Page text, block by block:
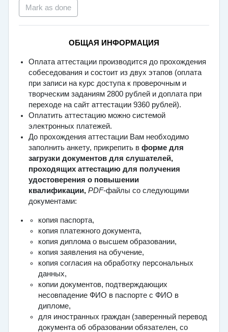
Mark as done
ОБЩАЯ ИНФОРМАЦИЯ
Оплата аттестации производится до прохождения
собеседования и состоит из двух этапов (оплата
при записи на курс доступа к проверочным и
творческим заданиям 2800 рублей и доплата при
переходе на сайт аттестации 9360 рублей).
Оплатить аттестацию можно системой
электронных платежей.
До прохождения аттестации Вам необходимо
заполнить анкету, прикрепить вформе для
загрузки документов для слушателей,
проходящих аттестацию для получения
удостоверения о повышении
квалификации,PDF-файлы со следующими
документами:
копия паспорта,
копия платежного документа,
копия диплома о высшем образовании,
копия заявления на обучение,
копия согласия на обработку персональных
данных,
копии документов, подтверждающих
несовпадение ФИО в паспорте с ФИО в
дипломе,
для иностранных граждан (заверенный перевод
документа об образовании обязателен, со